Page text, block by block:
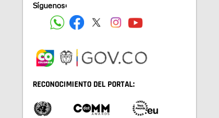
Síguenos:
RECONOCIMIENTO DEL PORTAL: